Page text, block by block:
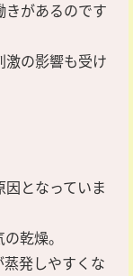
きがあるのです
激の影響も受け
となっていま
乾燥。
発しやすくな